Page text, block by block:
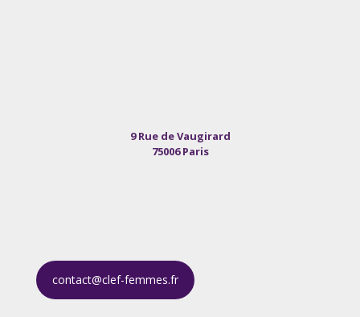
9 Rue de Vaugirard
75006 Paris
contact@clef-femmes.fr